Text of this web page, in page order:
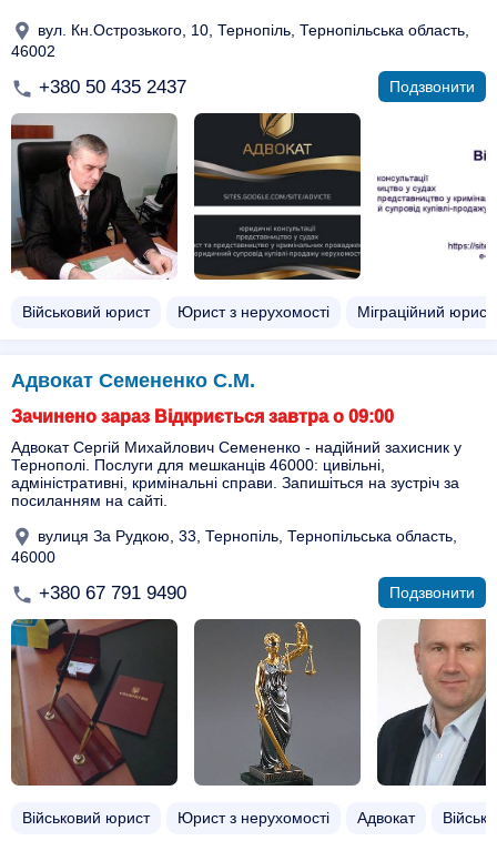
вул. Кн.Острозького, 10, Тернопіль, Тернопільська область,
46002
+380 50 435 2437 Подзвонити
Військовий юрист Юрист з нерухомості Міграційний юрист
Адвокат Семененко С.М.
Зачинено зараз Відкриється завтра о 09:00
Адвокат Сергій Михайлович Семененко - надійний захисник у
Тернополі. Послуги для мешканців 46000: цивільні,
адміністративні, кримінальні справи. Запишіться на зустріч за
посиланням на сайті.
вулиця За Рудкою, 33, Тернопіль, Тернопільська область,
46000
+380 67 791 9490 Подзвонити
Військовий юрист Юрист з нерухомості Адвокат